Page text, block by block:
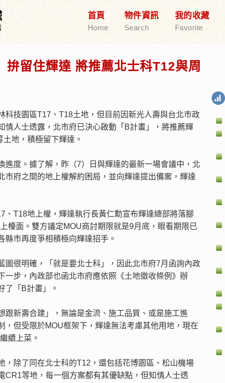
首頁
Home
物件資訊
Search
我的收藏
Favorite
拚留住輝達 將推薦北士科T12與周
科技園區T17、T18土地，但目前因新光人壽與台北市政
情人士透露，北市府已決心啟動「B計畫」，將推薦輝
地，積極留下輝達。
進度。據了解，昨（7）日與輝達的最新一場會議中，北
市府之間的地上權解約困局，並向輝達提出備案，輝達
、T18地上權，輝達執行長黃仁勳宣布輝達總部將落腳
檯面。雙方議定MOU商討期限就是9月底，眼看期限已
縣市再度爭相積極向輝達招手。
圖很明確，「就是要北士科」，因此北市府7月函詢內政
一步，內政部也函北市府應依照《土地徵收條例》辦
了「B計畫」。
跟新壽合建」，無論是金流、施工品質、或是施工進
，但受限於MOU框架下，輝達無法考慮其他用地，現在
續上菜。
，除了同在北士科的T12，還包括花博園區、松山機場
CR1等地，每一個方案都有其優缺點，但知情人士透